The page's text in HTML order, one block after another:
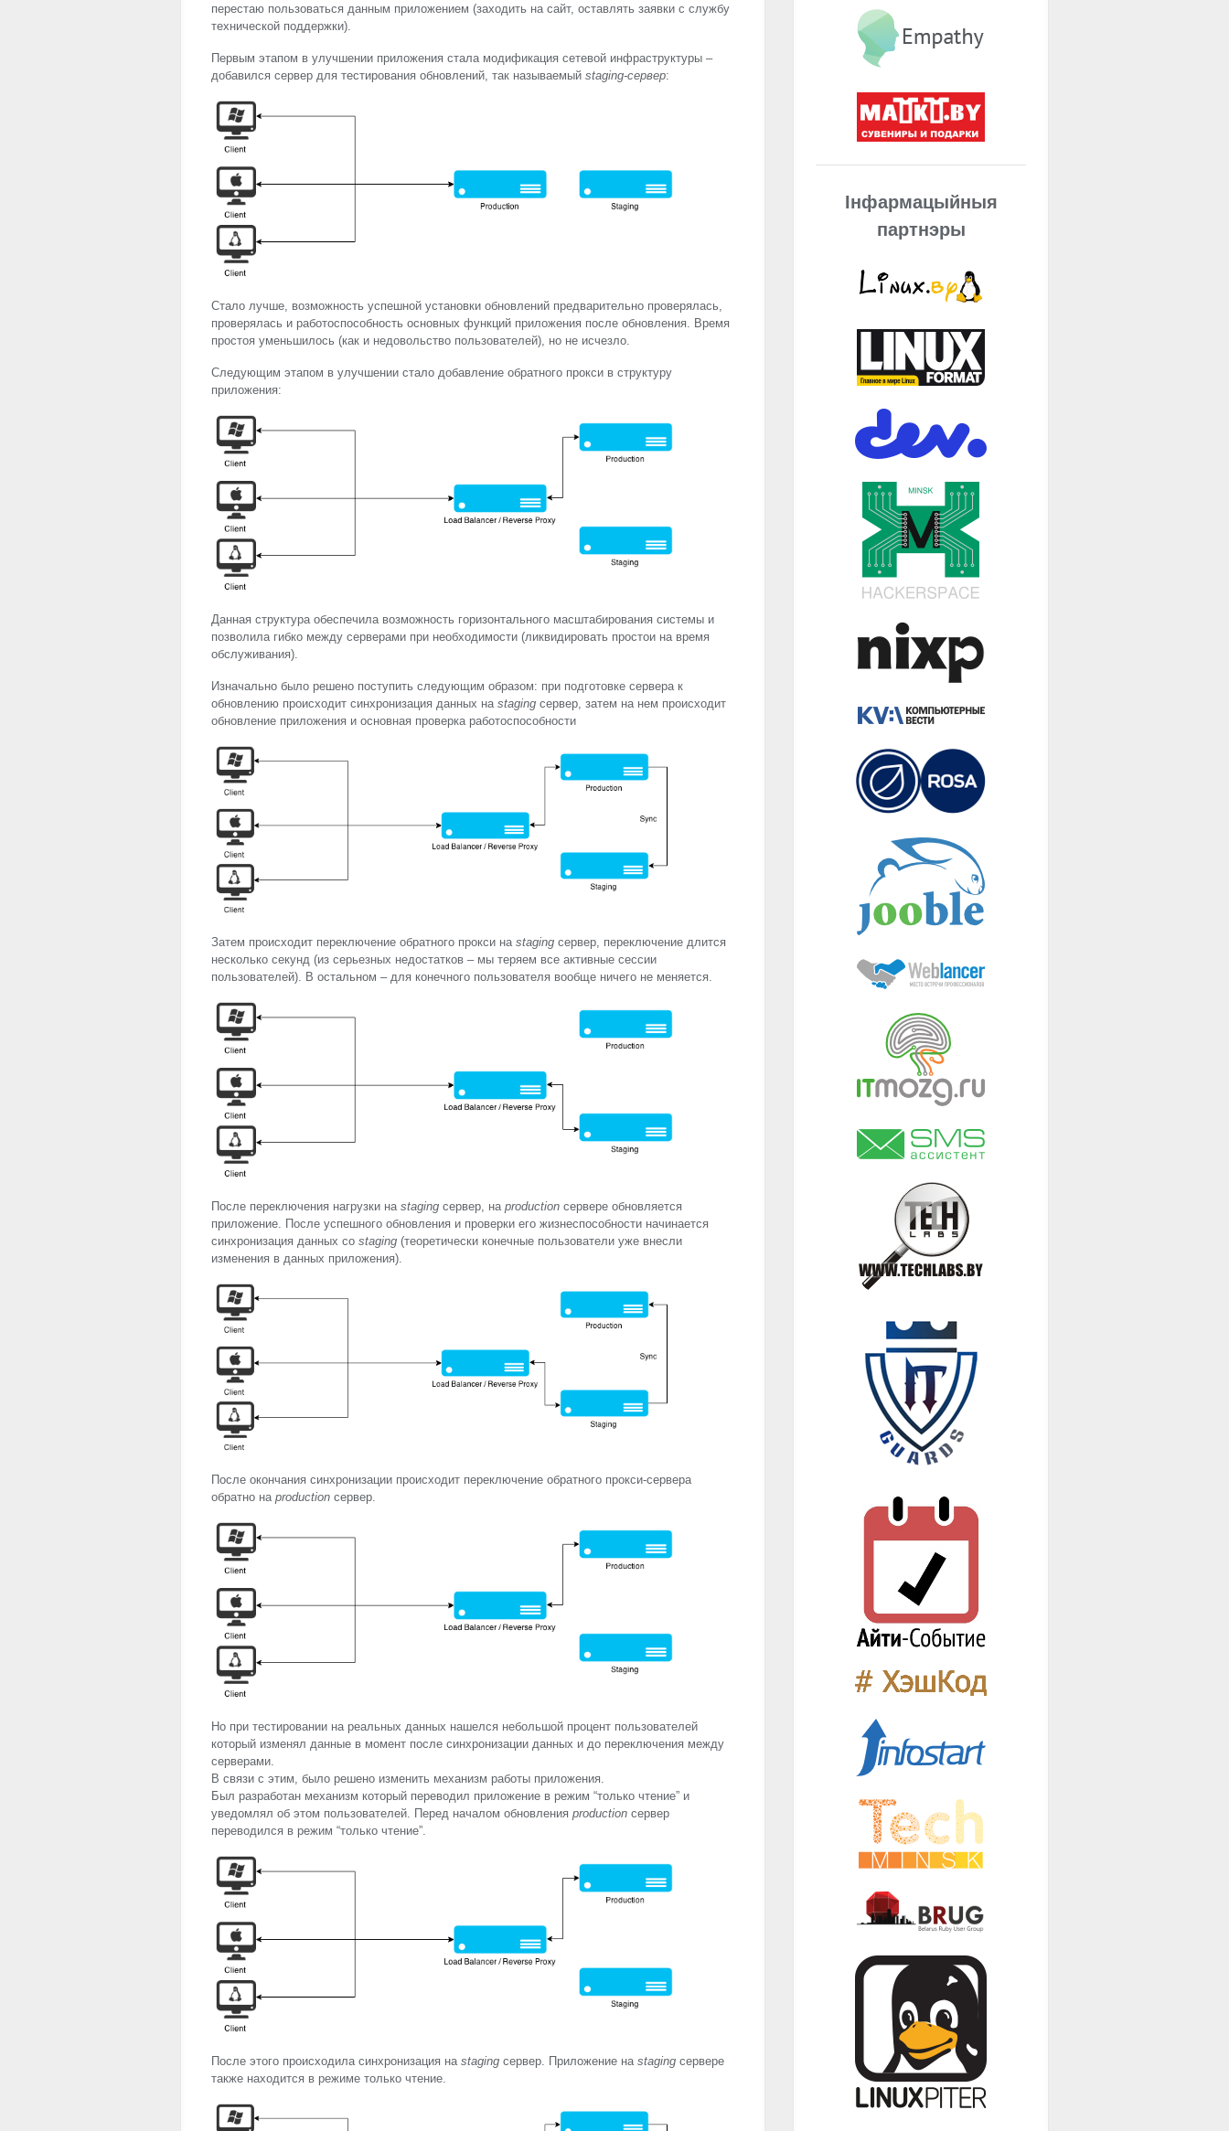
перестаю пользоваться данным приложением (заходить на сайт, оставлять заявки с службу
технической поддержки).
Первым этапом в улучшении приложения стала модификация сетевой инфраструктуры –
добавился сервер для тестирования обновлений, так называемый staging-сервер:
Стало лучше, возможность успешной установки обновлений предварительно проверялась,
проверялась и работоспособность основных функций приложения после обновления. Время
простоя уменьшилось (как и недовольство пользователей), но не исчезло.
Следующим этапом в улучшении стало добавление обратного прокси в структуру
приложения:
Данная структура обеспечила возможность горизонтального масштабирования системы и
позволила гибко между серверами при необходимости (ликвидировать простои на время
обслуживания).
Изначально было решено поступить следующим образом: при подготовке сервера к
обновлению происходит синхронизация данных на staging сервер, затем на нем происходит
обновление приложения и основная проверка работоспособности
Затем происходит переключение обратного прокси на staging сервер, переключение длится
несколько секунд (из серьезных недостатков – мы теряем все активные сессии
пользователей). В остальном – для конечного пользователя вообще ничего не меняется.
После переключения нагрузки на staging сервер, на production сервере обновляется
приложение. После успешного обновления и проверки его жизнеспособности начинается
синхронизация данных со staging (теоретически конечные пользователи уже внесли
изменения в данных приложения).
После окончания синхронизации происходит переключение обратного прокси-сервера
обратно на production сервер.
Но при тестировании на реальных данных нашелся небольшой процент пользователей
который изменял данные в момент после синхронизации данных и до переключения между
серверами.
В связи с этим, было решено изменить механизм работы приложения.
Был разработан механизм который переводил приложение в режим “только чтение” и
уведомлял об этом пользователей. Перед началом обновления production сервер
переводился в режим “только чтение”.
После этого происходила синхронизация на staging сервер. Приложение на staging сервере
также находится в режиме только чтение.
Інфармацыйныя
партнэры